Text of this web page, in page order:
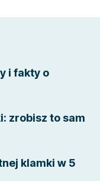
i fakty o
zrobisz to sam
klamki w 5